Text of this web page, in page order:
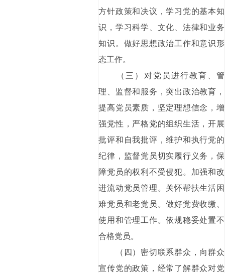
方针政策和决议，学习党的基本知
识，学习科学、文化、法律和业务
知识。做好思想政治工作和意识形
态工作。
（三）对党员进行教育、管
理、监督和服务，突出政治教育，
提高党员素质，坚定理想信念，增
强党性，严格党的组织生活，开展
批评和自我批评，维护和执行党的
纪律，监督党员切实履行义务，保
障党员的权利不受侵犯。加强和改
进流动党员管理。关怀帮扶生活困
难党员和老党员。做好党费收缴、
使用和管理工作。依规稳妥处置不
合格党员。
（四）密切联系群众，向群众
宣传党的政策，经常了解群众对党